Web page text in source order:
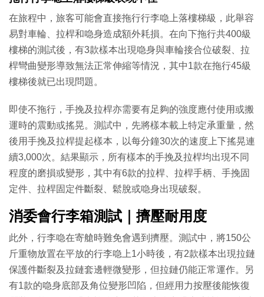
在旅程中，旅客可能會直接拖行行李喼上落樓梯級，此舉容
易對車輪、拉桿和喼身造成額外耗損。在向下拖行共400級
樓梯的測試後，有3款樣本出現喼身與車輪接合位破裂、拉
桿彎曲變形導致無法正常伸縮等情況，其中1款在拖行45級
樓梯後就已出現問題。
即使不拖行，手挽及拉桿亦需要有足夠的強度應付使用或搬
運時的震動或搖晃。測試中，先將樣本載上特定承重量，然
後用手挽及拉桿提起樣本，以每分鐘30次的速度上下搖晃連
續3,000次。結果顯示，所有樣本的手挽及拉桿均出現不同
程度的磨損或變形，其中有6款的拉桿、拉桿手柄、手挽固
定件、拉桿固定件斷裂、鬆脫或喼身出現破裂。
消委會行李箱測試｜擠壓耐用度
此外，行李喼在寄艙時難免會遇到擠壓。測試中，將150公
斤重物放置在平放的行李喼上1小時後，有2款樣本出現拉鏈
保護件斷裂及拉鏈套邊輕微變形，但拉鏈仍能正常運作。另
有1款的喼身底部及角位變形凹陷，但經用力按壓後能恢復